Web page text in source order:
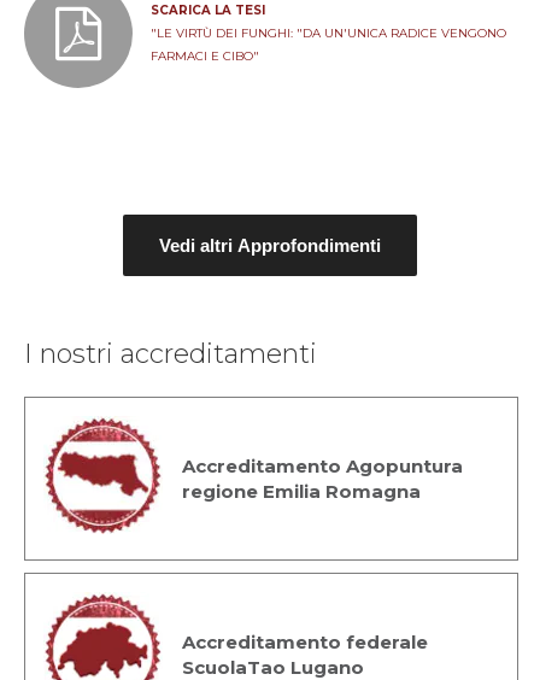
SCARICA LA TESI
"LE VIRTÙ DEI FUNGHI: "DA UN'UNICA RADICE VENGONO
FARMACI E CIBO"
Vedi altri Approfondimenti
I nostri accreditamenti
Accreditamento Agopuntura
regione Emilia Romagna
Accreditamento federale
ScuolaTao Lugano